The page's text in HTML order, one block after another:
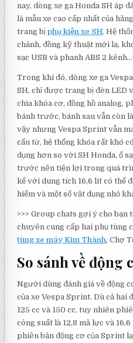
nay, dòng xe ga Honda SH áp
là mẫu xe cao cấp nhất của
trang bịphụ kiện xe SH. Hệ
chảnh, đồng kỹ thuật mới lạ,
sạc USB và phanh ABS 2
Trong khi đó, dòng xe ga
SH, chỉ được trang bị đèn LED
chìa khóa cơ, đồng hồ analog,
bánh trước, bánh sau vẫn còn
vậy nhưng Vespa Sprint vẫn
cấu từ, hệ thống khóa rất khó
dụng hơn so với SH Honda, ổ
trước nên tiện lợi trong quá
kế với dung tích 16,6 lít có thể
hiểm và một số vật dụng nhỏ
>>> Group chats gợi ý cho bạn
chuyên cung cấp hai phụ tùng
tùng xe máy Kim Thành, Chợ
So sánh về động
Người dùng đánh giá về động
của xe Vespa Sprint. Dù cả hai
125 cc và 150 cc, tuy nhiên
công suất là 12,8 mã lực và
phiên bản động cơ của Sprint